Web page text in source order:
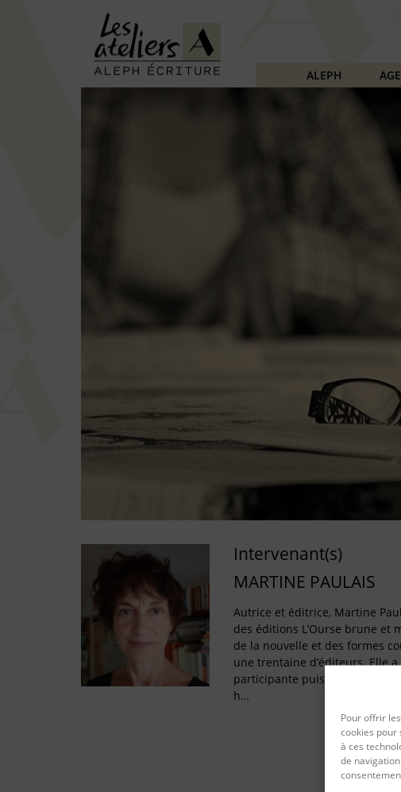
Pour offrir
cookies pour
à ces
de
ALEPH
Intervenant(s)
MARTINE PAULAIS
Autrice et éditrice, Martine
des éditions L’Ourse brune et
de la nouvelle et des formes
une trentaine d’éditeurs. Elle
participante puis juré du
h…